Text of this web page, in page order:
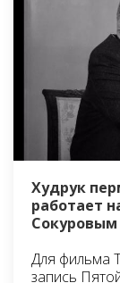
Худрук
работает
Сокуровым
Для фильма
запись